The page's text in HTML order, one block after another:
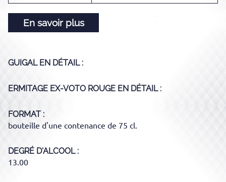
En savoir plus
GUIGALEN DÉTAIL :
ERMITAGE EX-VOTO ROUGE EN DÉTAIL :
FORMAT
bouteille d'une contenance de 75 cl.
DEGRÉ D'ALCOOL
13.00